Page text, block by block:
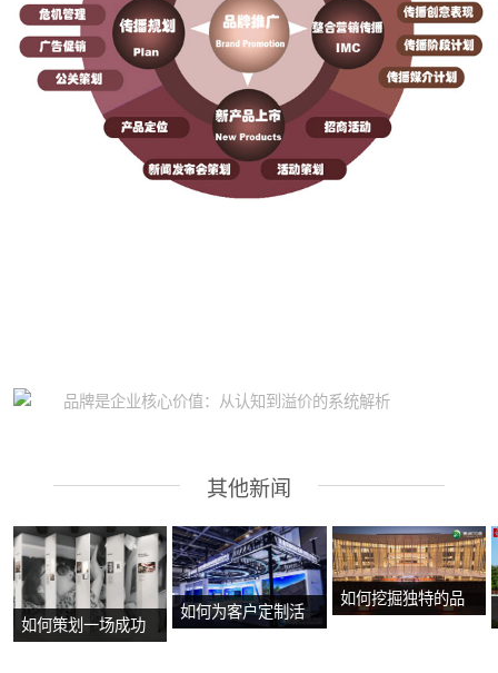
其他新闻
如何策划一场成功
如何为客户定制活
如何挖掘独特的品